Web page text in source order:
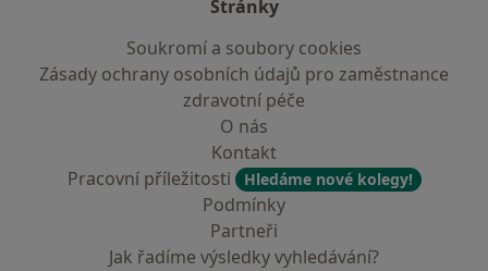
Stránky
Soukromí a soubory cookies
Zásady ochrany osobních údajů pro zaměstnance
zdravotní péče
O nás
Kontakt
Pracovní příležitosti
Hledáme nové kolegy!
Podmínky
Partneři
Jak řadíme výsledky vyhledávání?